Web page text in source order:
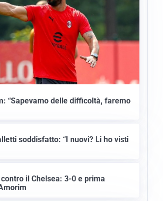
“Sapevamo delle difficoltà, faremo
soddisfatto: “I nuovi? Li ho visti
contro il Chelsea: 3-0 e prima